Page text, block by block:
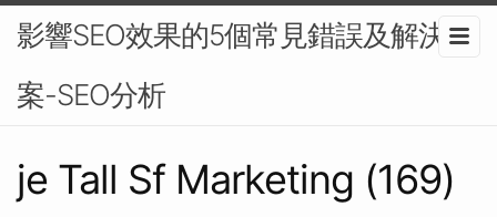
影響SEO效果的5個常見錯誤及解決方
案-SEO分析
je Tall Sf Marketing (169)